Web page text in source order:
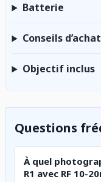
Batterie
Conseils d’achat
Objectif inclus
Questions
À quel
R1 avec RF 10-